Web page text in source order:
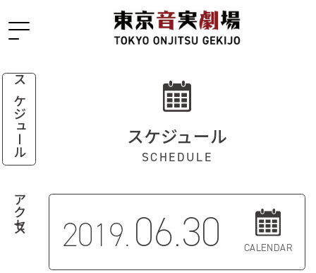
スケジュール
アクセス
スケジュール
SCHEDULE
2019.06.30 CALENDAR